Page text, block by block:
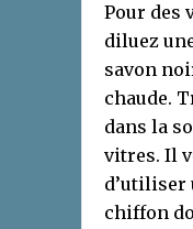
Pour des
diluez
savon
chaude.
dans la
vitres. Il
d’utiliser
chiffon